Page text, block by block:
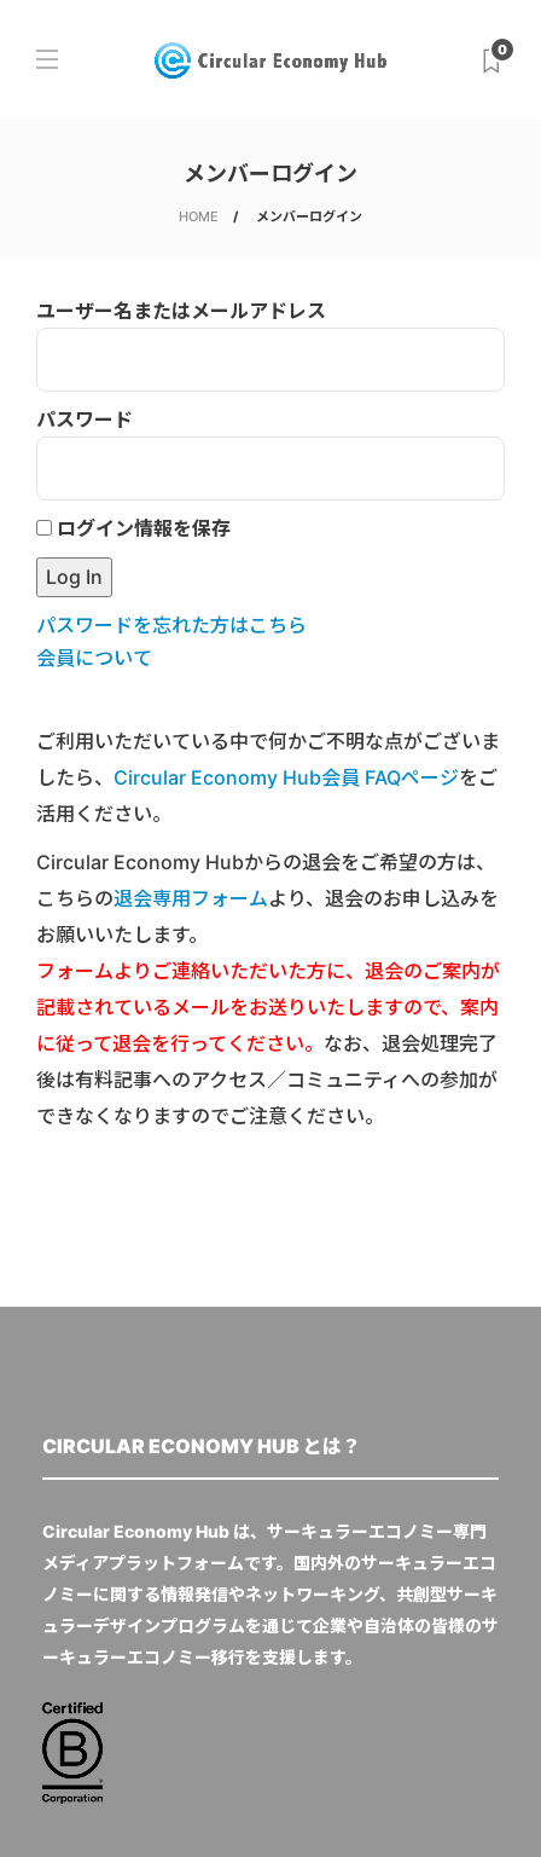
0
メンバーログイン
HOME メンバーログイン
ユーザー名またはメールアドレス
パスワード
ログイン情報を保存
パスワードを忘れた方はこちら
会員について
ご利用いただいている中で何かご不明な点がございま
したら、 Circular Economy Hub会員 FAQページをご
活用ください。
Circular Economy Hubからの退会をご希望の方は、
こちらの退会専用フォームより、退会のお申し込みを
お願いいたします。
フォームよりご連絡いただいた方に、退会のご案内が
記載されているメールをお送りいたしますので、案内
に従って退会を行ってください。 なお、退会処理完了
後は有料記事へのアクセス／コミュニティへの参加が
できなくなりますのでご注意ください。
CIRCULAR ECONOMY HUB とは？
Circular Economy Hub は、サーキュラーエコノミー専門
メディアプラットフォームです。国内外のサーキュラーエコ
ノミーに関する情報発信やネットワーキング、共創型サーキ
ュラーデザインプログラムを通じて企業や自治体の皆様のサ
ーキュラーエコノミー移行を支援します。